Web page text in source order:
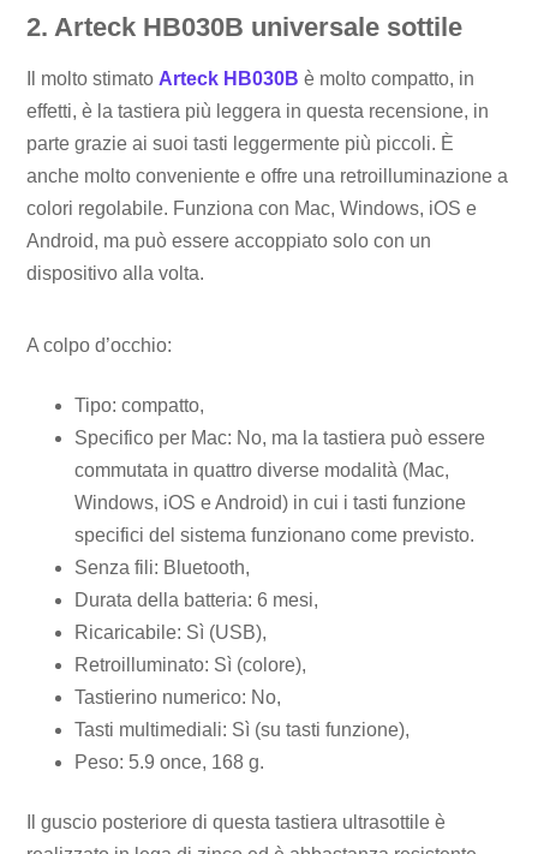
2. Arteck HB030B universale sottile
Il molto stimato Arteck HB030B è molto compatto, in
effetti, è la tastiera più leggera in questa recensione, in
parte grazie ai suoi tasti leggermente più piccoli. È
anche molto conveniente e offre una retroilluminazione a
colori regolabile. Funziona con Mac, Windows, iOS e
Android, ma può essere accoppiato solo con un
dispositivo alla volta.
A colpo d’occhio:
Tipo: compatto,
Specifico per Mac: No, ma la tastiera può essere
commutata in quattro diverse modalità (Mac,
Windows, iOS e Android) in cui i tasti funzione
specifici del sistema funzionano come previsto.
Senza fili: Bluetooth,
Durata della batteria: 6 mesi,
Ricaricabile: Sì (USB),
Retroilluminato: Sì (colore),
Tastierino numerico: No,
Tasti multimediali: Sì (su tasti funzione),
Peso: 5.9 once, 168 g.
Il guscio posteriore di questa tastiera ultrasottile è